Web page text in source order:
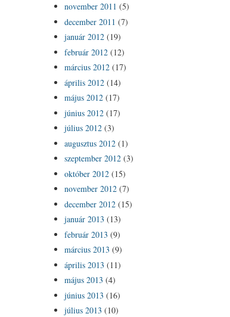
november 2011 (5)
december 2011 (7)
január 2012 (19)
február 2012 (12)
március 2012 (17)
április 2012 (14)
május 2012 (17)
június 2012 (17)
július 2012 (3)
augusztus 2012 (1)
szeptember 2012 (3)
október 2012 (15)
november 2012 (7)
december 2012 (15)
január 2013 (13)
február 2013 (9)
március 2013 (9)
április 2013 (11)
május 2013 (4)
június 2013 (16)
július 2013 (10)